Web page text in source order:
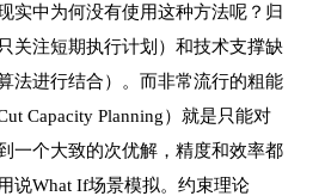
实中为何没有使用这种方法呢？归
关注短期执行计划）和技术支撑缺
法进行结合）。而非常流行的粗能
Capacity Planning）就是只能对
一个大致的次优解，精度和效率都
说What If场景模拟。约束理论